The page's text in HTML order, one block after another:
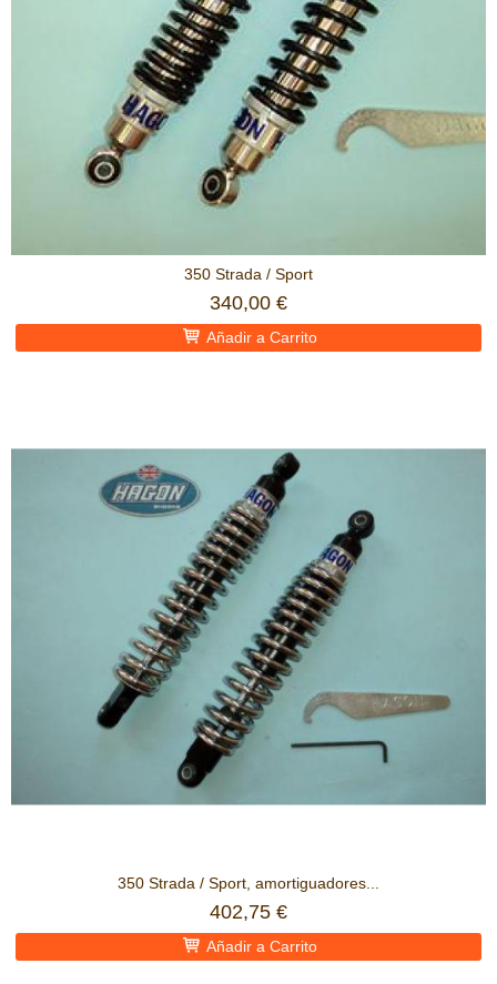
350 Strada / Sport
340,00 €
Añadir a Carrito
350 Strada / Sport, amortiguadores...
402,75 €
Añadir a Carrito